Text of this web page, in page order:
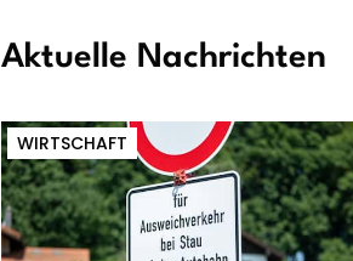
Aktuelle Nachrichten
WIRTSCHAFT